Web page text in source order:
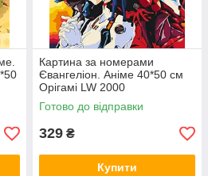
Картина за номерами
Євангеліон. Аніме 40*50 см
Орігамі LW 2000
Готово до відправки
329 ₴
Купити